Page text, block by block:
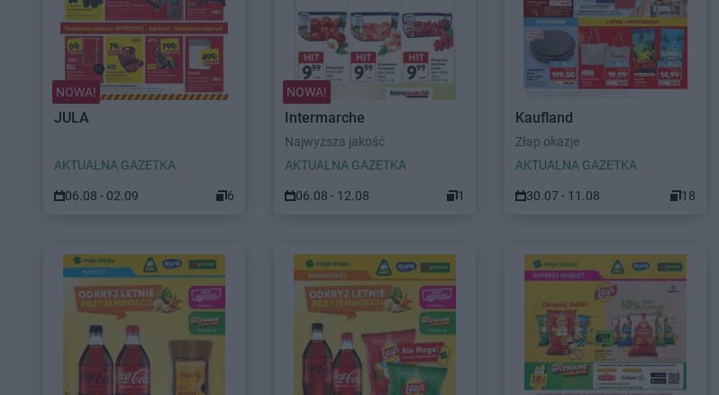
NOWA!
JULA
AKTUALNA GAZETKA
06.08 - 02.09 6
NOWA!
Intermarche
Najwyższa jakość
AKTUALNA GAZETKA
06.08 - 12.08 1
Kaufland
Złap okazje
AKTUALNA GAZETKA
30.07 - 11.08 18